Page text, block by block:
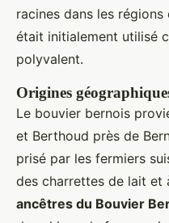
racines dans les régions
était initialement utilisé
polyvalent.
Origines
Le bouvier bernois
et Berthoud près de
prisé par les fermiers
des charrettes de lait et
ancêtres du Bouvier